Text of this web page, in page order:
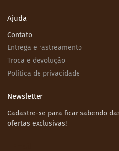
Ajuda
Contato
Entrega e rastreamento
Troca e devolução
Política de privacidade
Newsletter
Cadastre-se para ficar sabendo
ofertas exclusivas!